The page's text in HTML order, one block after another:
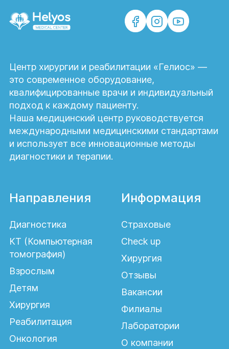
С какими проблемами обращаются к
кардиологу?
болях в области сердца, за грудиной,
нарушениях сердечного ритма,
повышенном или пониженном
артериальном давлении, одышке.1
Кардиолог – это специалист, который
специализируется в диагностике,
Специалист проводит физический осмотр
пациента, включая выслушивание
сердца, измерение АД, анализирует
медицинскую историю и симптомы. Врач
также назначает дополнительные
обследования, такие как
электрокардиограмму,
эхокардиограмму, стресс-тесты,
коронарографию и другие, для
получения более подробной информации
о состоянии сердечно-сосудистой
системы.
Центр хирургии и реабилитации «Гелиос» —
это современное оборудование,
квалифицированные врачи и индивидуальный
подход к каждому пациенту.
Наша медицинский центр руководствуется
международными медицинскими стандартами
и использует все инновационные методы
диагностики и терапии.
Направления
Диагностика
КТ (Компьютерная
томография)
Взрослым
Детям
Хирургия
Реабилитация
Онкология
Информация
Страховые
Check up
Хирургия
Отзывы
Вакансии
Филиалы
Лаборатории
О компании